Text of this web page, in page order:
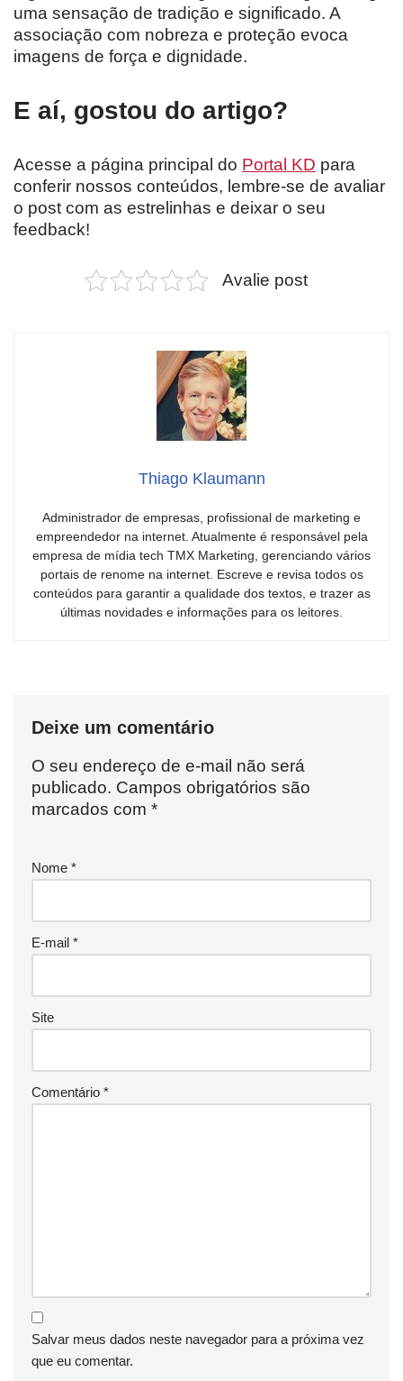
uma sensação de tradição e significado. A
associação com nobreza e proteção evoca
imagens de força e dignidade.
E aí, gostou do artigo?
Acesse a página principal do Portal KD para
conferir nossos conteúdos, lembre-se de avaliar
o post com as estrelinhas e deixar o seu
feedback!
Avalie post
Thiago Klaumann
Administrador de empresas, profissional de marketing e
empreendedor na internet. Atualmente é responsável pela
empresa de mídia tech TMX Marketing, gerenciando vários
portais de renome na internet. Escreve e revisa todos os
conteúdos para garantir a qualidade dos textos, e trazer as
últimas novidades e informações para os leitores.
Deixe um comentário
O seu endereço de e-mail não será
publicado. Campos obrigatórios são
marcados com *
Nome *
E-mail *
Site
Comentário *
Salvar meus dados neste navegador para a próxima vez
que eu comentar.